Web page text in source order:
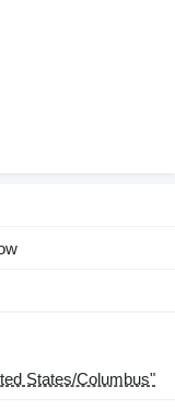
States/Columbus"